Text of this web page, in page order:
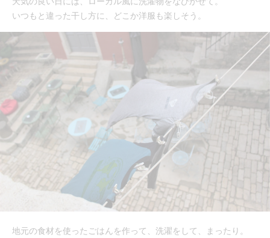
いつもと違った干し方に、どこか洋服も楽しそう。
地元の食材を使ったごはんを作って、洗濯をして、まったり。